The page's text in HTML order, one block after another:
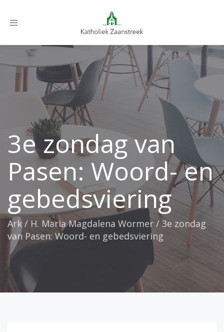
Toggle
3e zondag van
Pasen: Woord- en
gebedsviering
Ark/ H. Maria Magdalena Wormer/ 3e zondag
van Pasen: Woord- en gebedsviering